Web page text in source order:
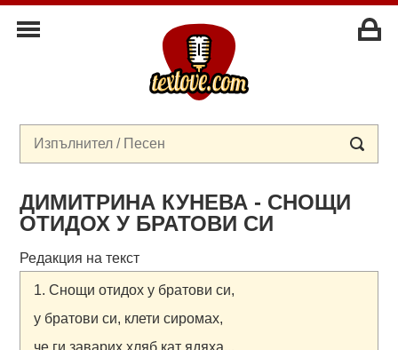
ДИМИТРИНА КУНЕВА - СНОЩИ
ОТИДОХ У БРАТОВИ СИ
Редакция на текст